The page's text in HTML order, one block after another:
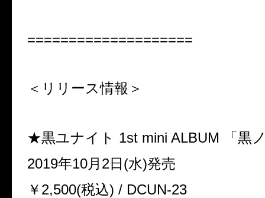
====================
＜リリース情報＞
★黒ユナイト 1st mini ALBUM
「黒
2019年10月 2日 (水)発売
￥ 2,500(税込) / DCUN-23